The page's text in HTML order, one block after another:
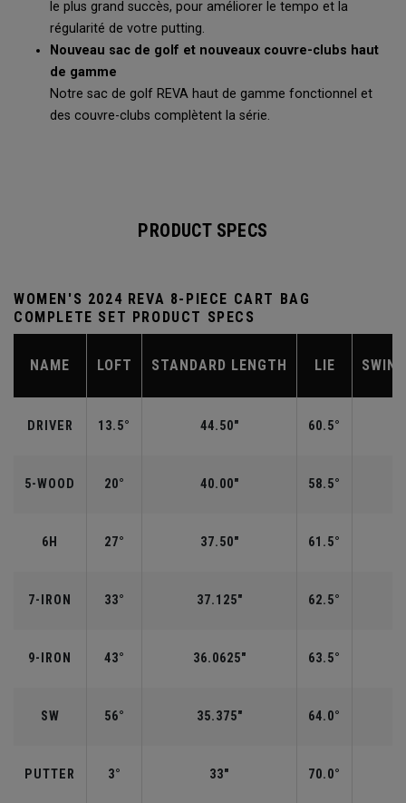
le plus grand succès, pour améliorer le tempo et la
régularité de votre putting.
Nouveau sac de golf et nouveaux couvre-clubs haut
de gamme
Notre sac de golf REVA haut de gamme fonctionnel et
des couvre-clubs complètent la série.
PRODUCT SPECS
WOMEN'S 2024 REVA 8-PIECE CART BAG
COMPLETE SET PRODUCT SPECS
NAME LOFT STANDARD LENGTH LIE
DRIVER 13.5° 44.50" 60.5°
5-WOOD 20° 40.00" 58.5°
6H 27° 37.50" 61.5°
7-IRON 33° 37.125" 62.5°
9-IRON 43° 36.0625" 63.5°
SW 56° 35.375" 64.0°
PUTTER 3° 33" 70.0°